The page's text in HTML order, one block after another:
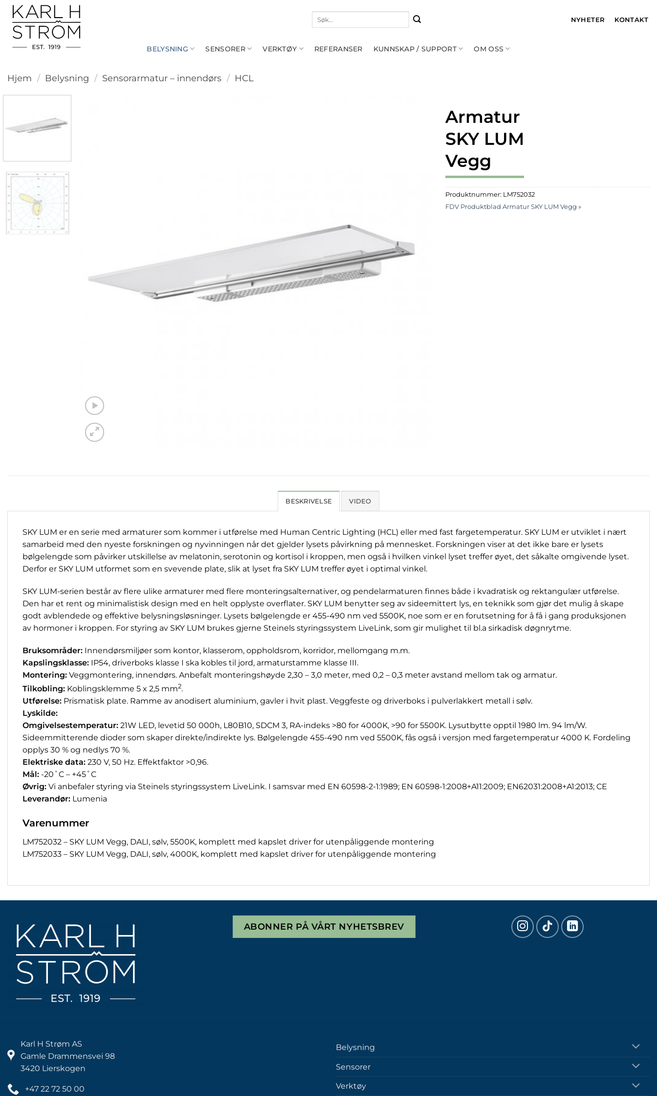
Skip
content
etter:
NYHETER KONTAKT
BELYSNING SENSORER VERKTØY REFERANSER KUNNSKAP / SUPPORT OM OSS
Hjem / Belysning / Sensorarmatur – innendørs / HCL
Armatur
SKY LUM
Vegg
Produktnummer: LM752032
FDV Produktblad Armatur SKY LUM Vegg »
BESKRIVELSE VIDEO
SKY LUM er en serie med armaturer som kommer i utførelse med Human Centric Lighting (HCL) eller med fast fargetemperatur. SKY LUM er utviklet i nært
samarbeid med den nyeste forskningen og nyvinningen når det gjelder lysets påvirkning på mennesket. Forskningen viser at det ikke bare er lysets
bølgelengde som påvirker utskillelse av melatonin, serotonin og kortisol i kroppen, men også i hvilken vinkel lyset treffer øyet, det såkalte omgivende lyset.
Derfor er SKY LUM utformet som en svevende plate, slik at lyset fra SKY LUM treffer øyet i optimal vinkel.
SKY LUM-serien består av flere ulike armaturer med flere monteringsalternativer, og pendelarmaturen finnes både i kvadratisk og rektangulær utførelse.
Den har et rent og minimalistisk design med en helt opplyste overflater. SKY LUM benytter seg av sideemittert lys, en teknikk som gjør det mulig å skape
godt avblendede og effektive belysningsløsninger. Lysets bølgelengde er 455-490 nm ved 5500K, noe som er en forutsetning for å få i gang produksjonen
av hormoner i kroppen. For styring av SKY LUM brukes gjerne Steinels styringssystem LiveLink, som gir mulighet til bl.a sirkadisk døgnrytme.
Bruksområder: Innendørsmiljøer som kontor, klasserom, oppholdsrom, korridor, mellomgang m.m.
Kapslingsklasse: IP54, driverboks klasse I ska kobles til jord, armaturstamme klasse III.
Montering: Veggmontering, innendørs. Anbefalt monteringshøyde 2,30 – 3,0 meter, med 0,2 – 0,3 meter avstand mellom tak og armatur.
Tilkobling: Koblingsklemme 5 x 2,5 mm2.
Utførelse: Prismatisk plate. Ramme av anodisert aluminium, gavler i hvit plast. Veggfeste og driverboks i pulverlakkert metall i sølv.
Lyskilde:
Omgivelsestemperatur: 21W LED, levetid 50 000h, L80B10, SDCM 3, RA-indeks >80 for 4000K, >90 for 5500K. Lysutbytte opptil 1980 lm. 94 lm/W.
Sideemmitterende dioder som skaper direkte/indirekte lys. Bølgelengde 455-490 nm ved 5500K, fås også i versjon med fargetemperatur 4000 K. Fordeling
opplys 30 % og nedlys 70 %.
Elektriske data: 230 V, 50 Hz. Effektfaktor >0,96.
Mål: -20˚C – +45˚C
Øvrig: Vi anbefaler styring via Steinels styringssystem LiveLink. I samsvar med EN 60598-2-1:1989; EN 60598-1:2008+A11:2009; EN62031:2008+A1:2013; CE
Leverandør: Lumenia
Varenummer
LM752032 – SKY LUM Vegg, DALI, sølv, 5500K, komplett med kapslet driver for utenpåliggende montering
LM752033 – SKY LUM Vegg, DALI, sølv, 4000K, komplett med kapslet driver for utenpåliggende montering
ABONNER PÅ VÅRT NYHETSBREV
Karl H Strøm AS
Gamle Drammensvei 98
3420 Lierskogen
+47 22 72 50 00
Belysning
Sensorer
Verktøy